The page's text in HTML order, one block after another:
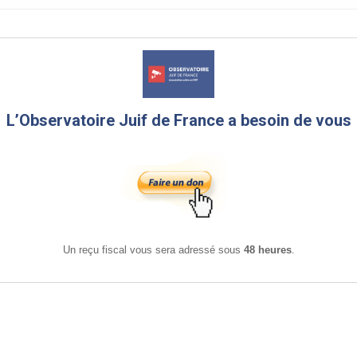
L’Observatoire Juif de France a besoin de vous
Un reçu fiscal vous sera adressé sous 48 heures.